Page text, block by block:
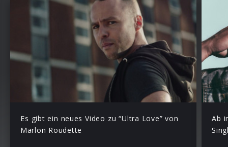
Es gibt ein neues Video zu “Ultra Love” von
Marlon Roudette
Ab